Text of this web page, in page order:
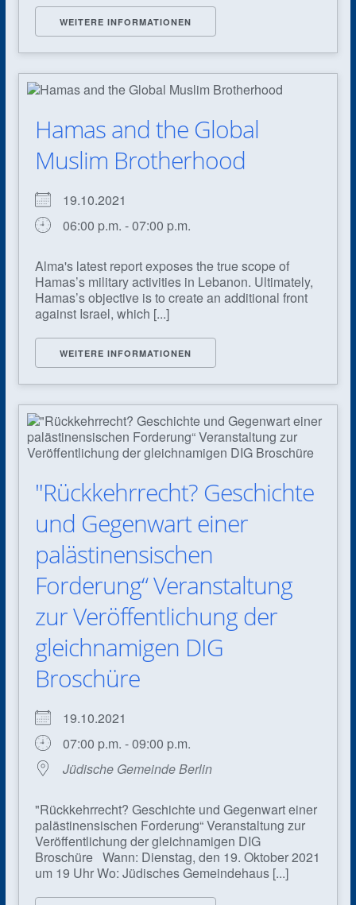
WEITERE INFORMATIONEN
Hamas and the Global
Muslim Brotherhood
19.10.2021
06:00 p.m. - 07:00 p.m.
Alma's latest report exposes the true scope of
Hamas’s military activities in Lebanon. Ultimately,
Hamas’s objective is to create an additional front
against Israel, which [...]
WEITERE INFORMATIONEN
"Rückkehrrecht? Geschichte
und Gegenwart einer
palästinensischen
Forderung“ Veranstaltung
zur Veröffentlichung der
gleichnamigen DIG
Broschüre
19.10.2021
07:00 p.m. - 09:00 p.m.
Jüdische Gemeinde Berlin
"Rückkehrrecht? Geschichte und Gegenwart einer
palästinensischen Forderung“ Veranstaltung zur
Veröffentlichung der gleichnamigen DIG
Broschüre Wann: Dienstag, den 19. Oktober 2021
um 19 Uhr Wo: Jüdisches Gemeindehaus [...]